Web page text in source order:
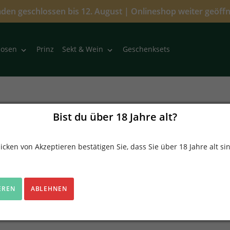
Bist du über 18 Jahre alt?
von Akzeptieren bestätigen Sie, dass Sie über 18 Jahre alt
ABLEHNEN
geschlossen bis 12. August | Onlineshop weiter
Prinz Sekt & Wein Geschenksets
S
m
Punsch